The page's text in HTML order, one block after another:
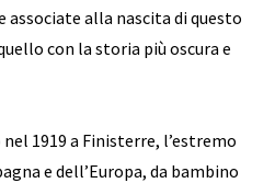
associate alla nascita di questo
con la storia più oscura e
1919 a Finisterre, l’estremo
e dell’Europa, da bambino